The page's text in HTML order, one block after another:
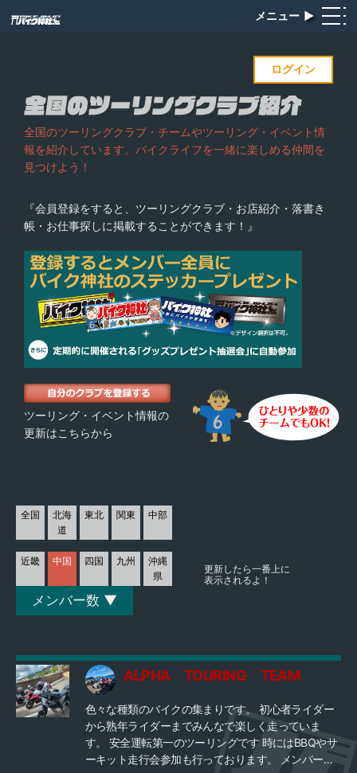
メニュー ▶︎
ログイン
全国のツーリングクラブ・チームやツーリング・イベント情
報を紹介しています。バイクライフを一緒に楽しめる仲間を
見つけよう！
『会員登録をすると、ツーリングクラブ・お店紹介・落書き
帳・お仕事探しに掲載することができます！』
ツーリング・イベント情報の
更新はこちらから
全国
北海
道
東北 関東 中部
近畿 中国 四国 九州
沖縄
県
更新したら一番上に
表示されるよ！
メンバー数 ▼
ALPHA TOURING TEAM
色々な種類のバイクの集まりです。 初心者ライダー
から熟年ライダーまでみんなで楽しく走っていま
す。 安全運転第一のツーリングです 時にはBBQやサ
ーキット走行会参加も行っております。 メンバー限